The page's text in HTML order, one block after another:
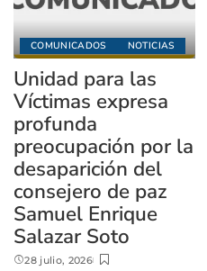
COMUNICADOS NOTICIAS
Unidad para las
Víctimas expresa
profunda
preocupación por la
desaparición del
consejero de paz
Samuel Enrique
Salazar Soto
28 julio, 2026